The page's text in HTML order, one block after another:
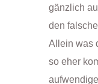
gänzlich
den
Allein was
so eher